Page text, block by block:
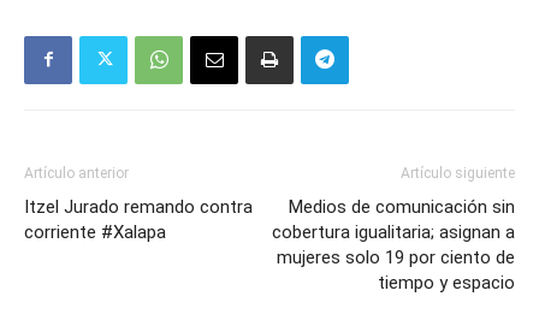
Artículo anterior
Itzel Jurado remando contra
corriente #Xalapa
Artículo siguiente
Medios de comunicación sin
cobertura igualitaria; asignan a
mujeres solo 19 por ciento de
tiempo y espacio